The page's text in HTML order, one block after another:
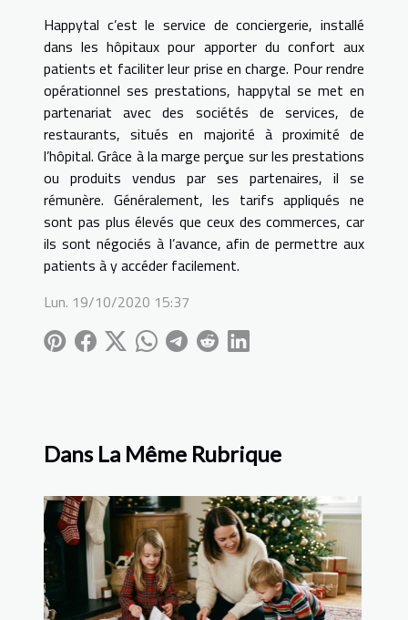
Happytal c’est le service de conciergerie, installé
dans les hôpitaux pour apporter du confort aux
patients et faciliter leur prise en charge. Pour rendre
opérationnel ses prestations, happytal se met en
partenariat avec des sociétés de services, de
restaurants, situés en majorité à proximité de
l’hôpital. Grâce à la marge perçue sur les prestations
ou produits vendus par ses partenaires, il se
rémunère. Généralement, les tarifs appliqués ne
sont pas plus élevés que ceux des commerces, car
ils sont négociés à l’avance, afin de permettre aux
patients à y accéder facilement.
Lun. 19/10/2020 15:37
Dans La Même Rubrique